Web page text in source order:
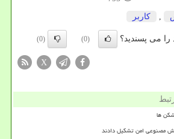
, كاربر
را می پسندید؟ (0)
(0)
X
ها
مصنوعی امن تشکیل دادند